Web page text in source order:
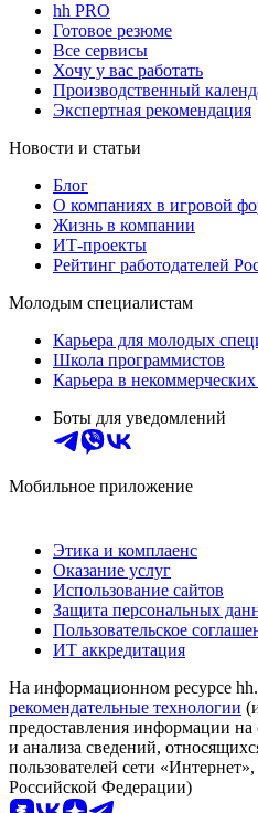
hh PRO
Готовое резюме
Все сервисы
Хочу у вас работать
Производственный
Экспертная рекомендация
Новости и статьи
Блог
О компаниях в игровой
Жизнь в компании
ИТ-проекты
Рейтинг работодателей
Молодым специалистам
Карьера для молодых
Школа программистов
Карьера в
Боты для уведомлений
Мобильное приложение
Этика и комплаенс
Оказание услуг
Использование сайтов
Защита персональных
Пользовательское
ИТ аккредитация
На информационном ресурсе
рекомендательные технологии
предоставления информации на
и анализа сведений,
пользователей сети
Российской Федерации)